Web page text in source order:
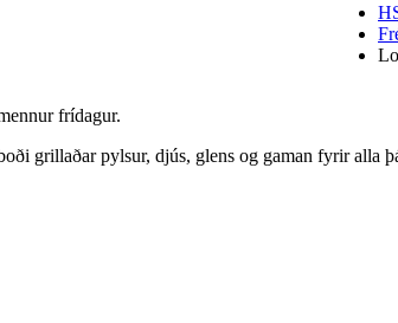
frídagur.
grillaðar pylsur, djús, glens og gaman fyrir alla